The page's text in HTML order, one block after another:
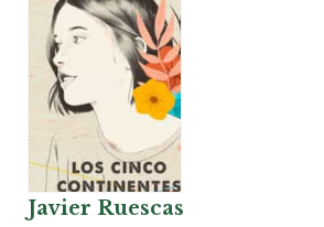
Javier Ruescas